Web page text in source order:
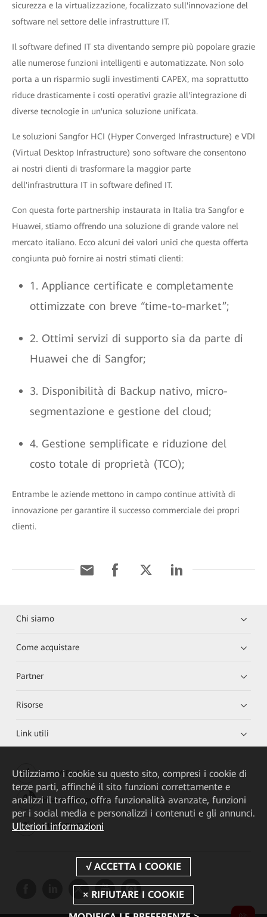
sicurezza e la virtualizzazione, focalizzato sull'innovazione del
software nel settore delle infrastrutture IT.
Il software defined IT sta diventando sempre più popolare grazie
alle numerose funzioni intelligenti e automatizzate. Non solo
porta a un risparmio sugli investimenti CAPEX, ma soprattutto
riduce drasticamente i costi operativi grazie all'integrazione di
diverse tecnologie in un'unica soluzione unificata.
Le soluzioni Sangfor HCI (Hyper Converged Infrastructure) e VDI
(Virtual Desktop Infrastructure) sono software che consentono
ai nostri clienti di trasformare la maggior parte
dell'infrastruttura IT in software defined IT.
Con questa forte partnership instaurata in Italia tra Sangfor e
Huawei, stiamo offrendo una soluzione di grande valore nel
mercato italiano. Ecco alcuni dei valori unici che questa offerta
congiunta può fornire ai nostri stimati clienti:
1. Appliance certificate e completamente
ottimizzate con breve “time-to-market”;
2. Ottimi servizi di supporto sia da parte di
Huawei che di Sangfor;
3. Disponibilità di Backup nativo, micro-
segmentazione e gestione del cloud;
4. Gestione semplificate e riduzione del
costo totale di proprietà (TCO);
Entrambe le aziende mettono in campo continue attività di
innovazione per garantire il successo commerciale dei propri
clienti.
Chi siamo
Come acquistare
Partner
Risorse
Link utili
HUAWEI eKit App
Huawei HiKnow App
HUAWEI eFly App
Utilizziamo i cookie su questo sito, compresi i cookie di
terze parti, affinché il sito funzioni correttamente e
analizzi il traffico, offra funzionalità avanzate, funzioni
per i social media e personalizzi i contenuti e gli annunci.
Ulteriori informazioni